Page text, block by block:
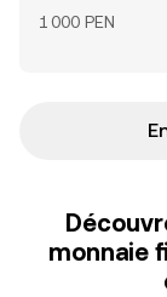
1 000 PEN
monnaie